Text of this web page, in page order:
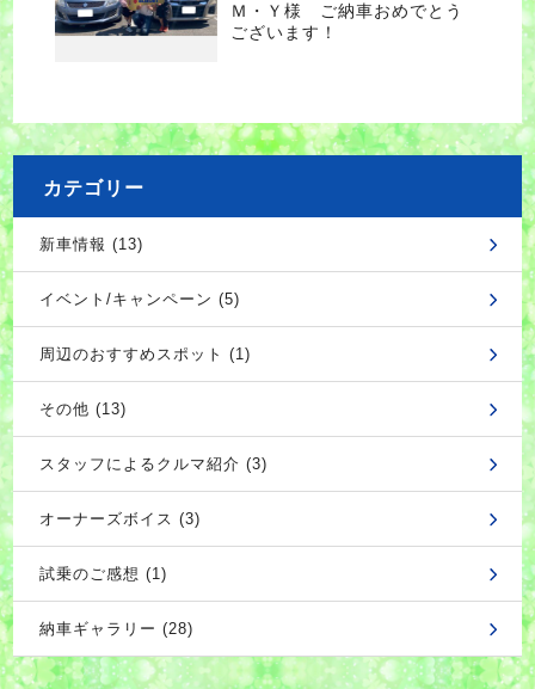
Ｍ・Ｙ様 ご納車おめでとう
ございます！
カテゴリー
新車情報 (13)
イベント/キャンペーン (5)
周辺のおすすめスポット (1)
その他 (13)
スタッフによるクルマ紹介 (3)
オーナーズボイス (3)
試乗のご感想 (1)
納車ギャラリー (28)